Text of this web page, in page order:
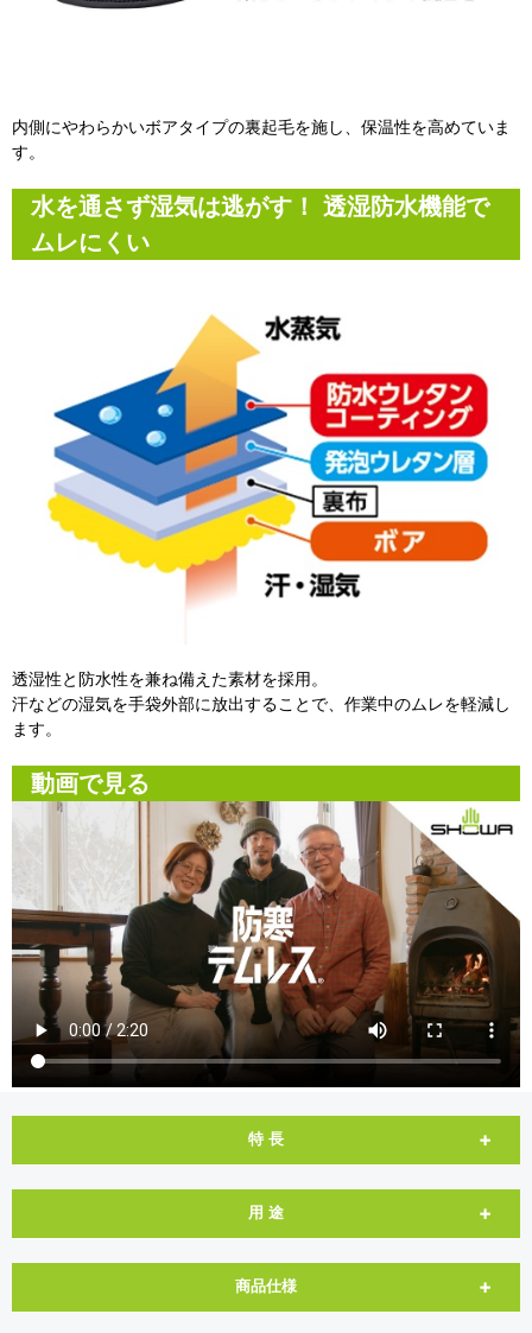
内側にやわらかいボアタイプの裏起毛を施し、保温性を高めていま
す。
水を通さず湿気は逃がす！ 透湿防水機能で
ムレにくい
透湿性と防水性を兼ね備えた素材を採用。
汗などの湿気を手袋外部に放出することで、作業中のムレを軽減し
ます。
動画で見る
特 長
用 途
商品仕様